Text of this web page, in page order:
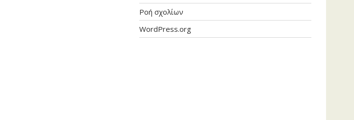
Ροή σχολίων
WordPress.org